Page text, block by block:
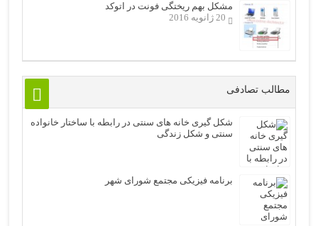
مشکل بهم ریختگی فونت در اتوکد
20 ژانویه 2016
مطالب تصادفی
شکل گیری خانه های سنتی در رابطه با ساختار خانواده
سنتی و شکل زندگی
برنامه فیزیکی مجتمع شورای شهر